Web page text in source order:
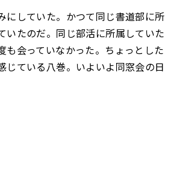
にしていた。かつて同じ書道部に所
たのだ。同じ部活に所属していた
会っていなかった。ちょっとした
ている八巻。いよいよ同窓会の日